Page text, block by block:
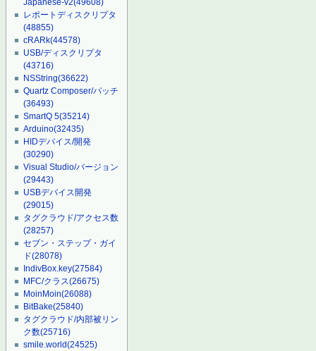
Japanese-v2(49608)
レポートディスクリプタ
(48855)
cRARk(44578)
USB/ディスクリプタ
(43716)
NSString(36622)
Quartz Composer/パッチ
(36493)
SmartQ 5(35214)
Arduino(32435)
HIDデバイス/開発
(30290)
Visual Studio/バージョン
(29443)
USBデバイス開発
(29015)
タグクラウド/アクセス数
(28257)
セブン・ステップ・ガイ
ド(28078)
IndivBox.key(27584)
MFC/クラス(26675)
MoinMoin(26088)
BitBake(25840)
タグクラウド/内部被リン
ク数(25716)
smile.world(24525)